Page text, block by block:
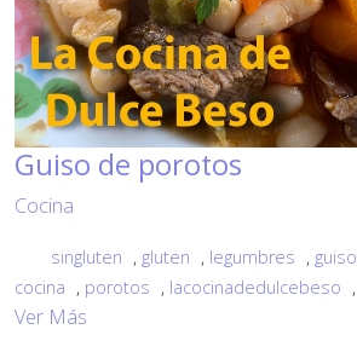
Guiso de porotos
Cocina
singluten , gluten , legumbres , guiso
cocina , porotos , lacocinadedulcebeso ,
Ver Más